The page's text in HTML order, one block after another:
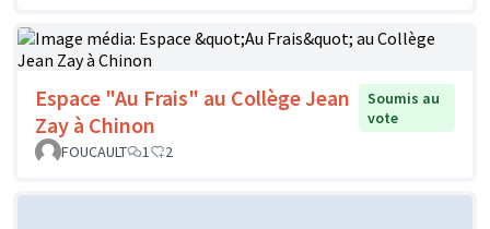
Espace "Au Frais" au Collège Jean
Zay à Chinon
Soumis au
vote
FOUCAULT
1 2